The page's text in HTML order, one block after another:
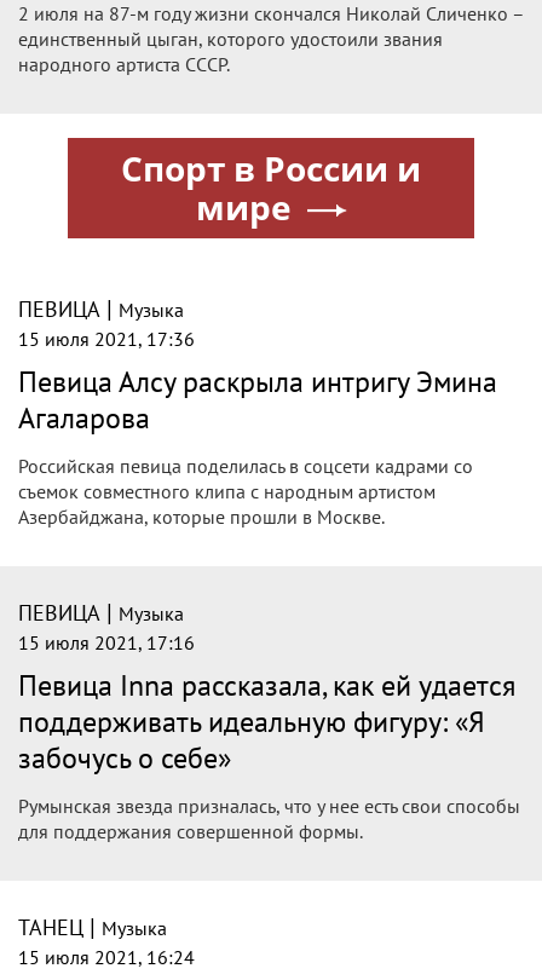
2 июля на 87-м году жизни скончался Николай Сличенко –
единственный цыган, которого удостоили звания
народного артиста СССР.
ПЕВИЦА | Музыка
15 июля 2021, 17:36
Певица Алсу раскрыла интригу Эмина
Агаларова
Российская певица поделилась в соцсети кадрами со
съемок совместного клипа с народным артистом
Азербайджана, которые прошли в Москве.
ПЕВИЦА | Музыка
15 июля 2021, 17:16
Певица Inna рассказала, как ей удается
поддерживать идеальную фигуру: «Я
забочусь о себе»
Румынская звезда призналась, что у нее есть свои способы
для поддержания совершенной формы.
ТАНЕЦ | Музыка
15 июля 2021, 16:24
Спорт в России и
мире